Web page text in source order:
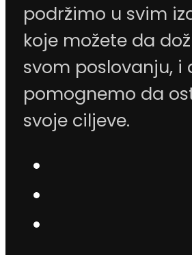
podržimo u svim
koje možete da
svom poslovanju, i
pomognemo da
svoje ciljeve.